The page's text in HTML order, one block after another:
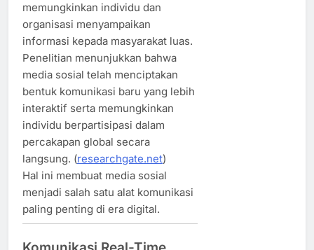
memungkinkan individu dan
organisasi menyampaikan
informasi kepada masyarakat luas.
Penelitian menunjukkan bahwa
media sosial telah menciptakan
bentuk komunikasi baru yang lebih
interaktif serta memungkinkan
individu berpartisipasi dalam
percakapan global secara
langsung. (researchgate.net)
Hal ini membuat media sosial
menjadi salah satu alat komunikasi
paling penting di era digital.